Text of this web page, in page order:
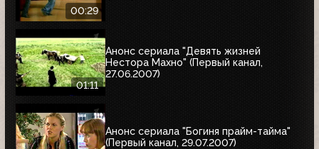
00:29
01:11
Анонс сериала "Девять жизней
Нестора Махно" (Первый канал,
27.06.2007)
Анонс сериала "Богиня прайм-тайма"
(Первый канал, 29.07.2007)